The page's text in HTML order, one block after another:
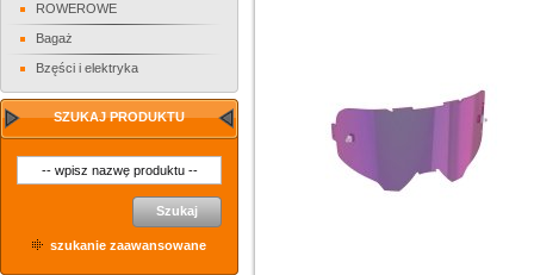
ROWEROWE
Bagaż
Bzęści i elektryka
SZUKAJ PRODUKTU
Szukaj
szukanie zaawansowane